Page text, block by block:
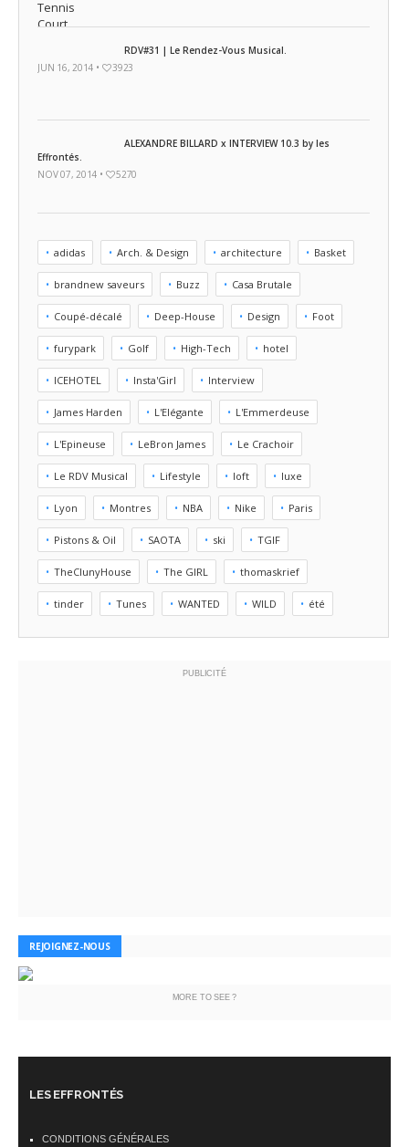
RDV#31 | Le Rendez-Vous Musical.
JUN 16, 2014 •
3923
ALEXANDRE BILLARD x INTERVIEW 10.3 by les
Effrontés.
NOV 07, 2014 •
5270
adidas Arch. & Design architecture Basket
brandnew saveurs Buzz Casa Brutale
Coupé-décalé Deep-House Design Foot
furypark Golf High-Tech hotel
ICEHOTEL Insta'Girl Interview
James Harden L'Elégante L'Emmerdeuse
L'Epineuse LeBron James Le Crachoir
Le RDV Musical Lifestyle loft luxe
Lyon Montres NBA Nike Paris
Pistons & Oil SAOTA ski TGIF
TheClunyHouse The GIRL thomaskrief
tinder Tunes WANTED WILD été
PUBLICITÉ
REJOIGNEZ-NOUS
MORE TO SEE ?
LES EFFRONTÉS
CONDITIONS GÉNÉRALES